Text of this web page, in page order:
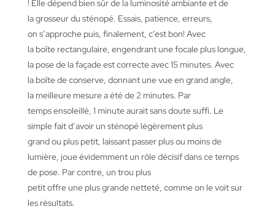
! Elledépend bien sûrde la luminositéambianteet de
lagrosseurdu sténopé. Essais, patience, erreurs,
on s’approche puis, finalement, c’est bon! Avec
la boîte rectangulaire, engendrantunefocale plus longue,
la pose de la façadeestcorrecteavec 15 minutes. Avec
la boîtede conserve, donnantunevueen grand angle,
la meilleure mesureaétéde 2 minutes. Par
tempsensoleillé, 1 minuteauraitsans doutesuffi. Le
simple faitd’avoirun sténopé légèrement plus
grandou plus petit, laissant passer plusou moinsde
lumière, joueévidemmentun rôledécisifdanscetemps
de pose. Parcontre, un trou plus
petitoffreune plusgrande netteté, commeon levoitsur
les résultats.